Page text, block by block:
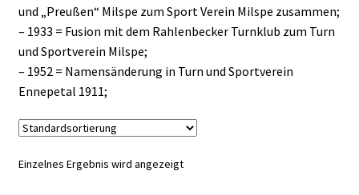
und „Preußen“ Milspe zum Sport Verein Milspe zusammen;
– 1933 = Fusion mit dem Rahlenbecker Turnklub zum Turn
und Sportverein Milspe;
– 1952 = Namensänderung in Turn und Sportverein
Ennepetal 1911;
Einzelnes Ergebnis wird angezeigt